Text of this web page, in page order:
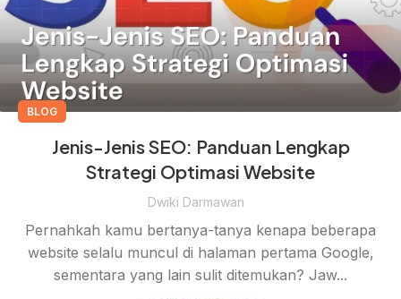
BLOG
Jenis-Jenis SEO: Panduan Lengkap
Strategi Optimasi Website
Dwiki Darmawan
Pernahkah kamu bertanya-tanya kenapa beberapa
website selalu muncul di halaman pertama Google,
sementara yang lain sulit ditemukan? Jaw...